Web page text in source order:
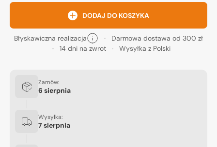
DODAJ DO KOSZYKA
Błyskawiczna realizacja
Darmowa dostawa od 300 zł
14 dni na zwrot
Wysyłka z Polski
Zamów:
6 sierpnia
Wysyłka:
7 sierpnia